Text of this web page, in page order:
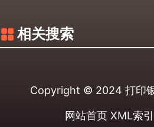
相关搜索
Copyright © 2024 打印
网站首页 XML索引